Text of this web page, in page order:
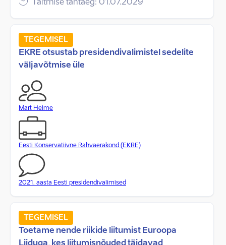
Täitmise tähtaeg: 01.07.2029
TEGEMISEL
EKRE otsustab presidendivalimistel sedelite
väljavõtmise üle
Mart Helme
Eesti Konservatiivne Rahvaerakond (EKRE)
2021. aasta Eesti presidendivalimised
TEGEMISEL
Toetame nende riikide liitumist Euroopa